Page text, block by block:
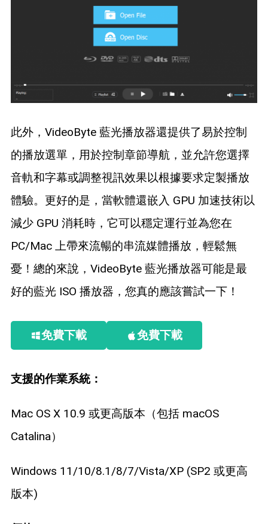
此外，VideoByte 藍光播放器還提供了易於控制
的播放選單，用於控制章節導航，並允許您選擇
音軌和字幕或調整視訊效果以根據要求定製播放
體驗。更好的是，當軟體還嵌入 GPU 加速技術以
減少 GPU 消耗時，它可以穩定運行並為您在
PC/Mac 上帶來流暢的串流媒體播放，輕鬆無
憂！總的來說，VideoByte 藍光播放器可能是最
好的藍光 ISO 播放器，您真的應該嘗試一下！
免費下載 免費下載
支援的作業系統：
Mac OS X 10.9 或更高版本（包括 macOS
Catalina）
Windows 11/10/8.1/8/7/Vista/XP (SP2 或更高
版本)